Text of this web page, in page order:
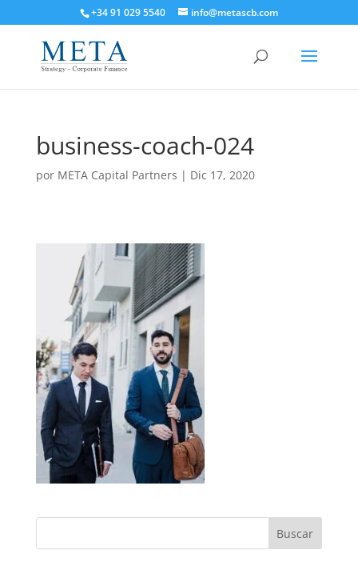
+34 91 029 5540 info@metascb.com
business-coach-024
por META Capital Partners | Dic 17, 2020